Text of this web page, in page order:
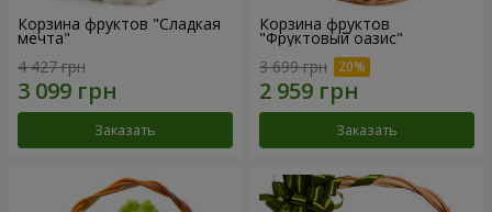
Корзина фруктов "Сладкая
мечта"
4 427 грн
Заказать
Корзина фруктов
"Фруктовый оазис"
3 699 грн
Заказать